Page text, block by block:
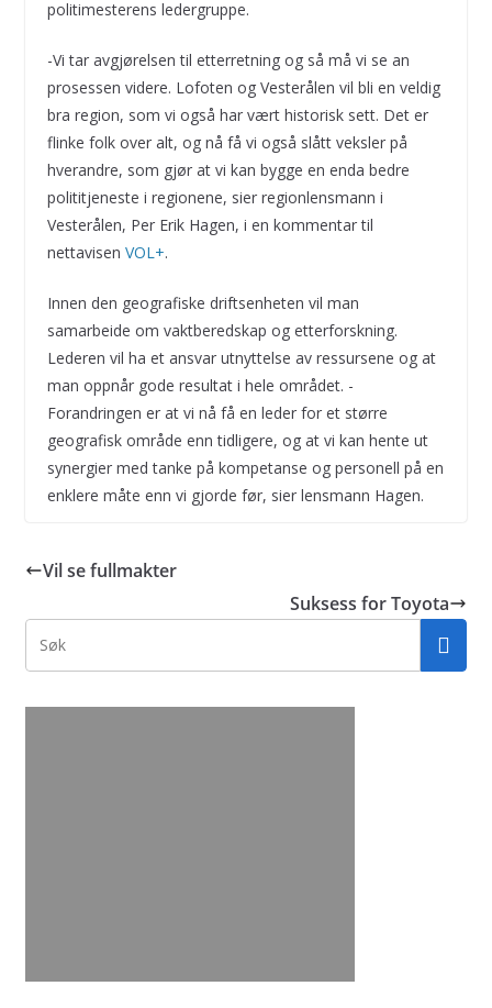
politimesterens ledergruppe.
-Vi tar avgjørelsen til etterretning og så må vi se an
prosessen videre. Lofoten og Vesterålen vil bli en veldig
bra region, som vi også har vært historisk sett. Det er
flinke folk over alt, og nå få vi også slått veksler på
hverandre, som gjør at vi kan bygge en enda bedre
polititjeneste i regionene, sier regionlensmann i
Vesterålen, Per Erik Hagen, i en kommentar til
nettavisen VOL+.
Innen den geografiske driftsenheten vil man
samarbeide om vaktberedskap og etterforskning.
Lederen vil ha et ansvar utnyttelse av ressursene og at
man oppnår gode resultat i hele området. -
Forandringen er at vi nå få en leder for et større
geografisk område enn tidligere, og at vi kan hente ut
synergier med tanke på kompetanse og personell på en
enklere måte enn vi gjorde før, sier lensmann Hagen.
Vil se fullmakter
Suksess for Toyota